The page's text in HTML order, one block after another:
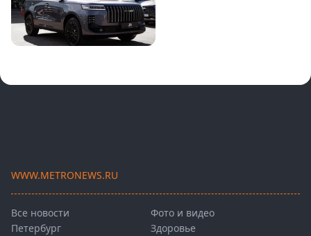
WWW.METRONEWS.RU
Все новости
Петербург
Фото и видео
Здоровье